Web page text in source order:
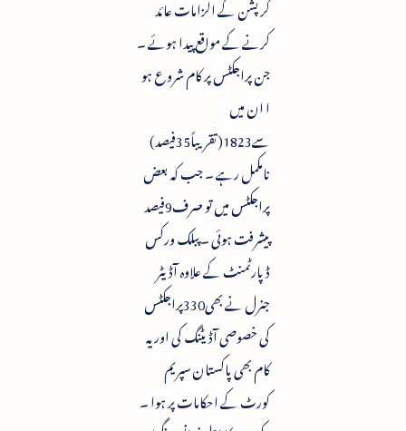
کرپشن کے الزامات عائد
کرنے کے مواقع پیدا ہوئے ۔
جن پراجکٹس پر کام شروع ہو
ا ان میں
سے1823(تقریباً35فیصد)
نامکمل رہے ۔ جب کہ بعض
پراجکٹس میں تو صرف9فیصد
پیشرفت ہوئی ۔ پبلک ورکس
ڈپارٹمنٹ کے علاوہ آڈیٹر
جنرل نے بھی330پراجکٹس
کی خصوصی آڈیٹنگ کی اور یہ
کام بھی پاکستان سپریم
کورٹ کے احکامات پر ہوا ۔